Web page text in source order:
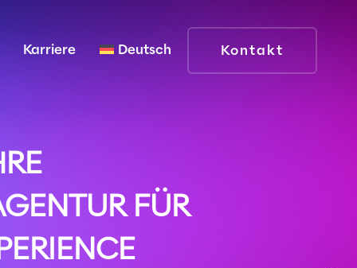
Karriere Deutsch Kontakt
FÜR